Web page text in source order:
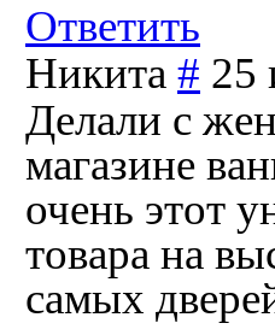
Ответить
Никита # 25
Делали с
магазине
очень этот
товара на
самых